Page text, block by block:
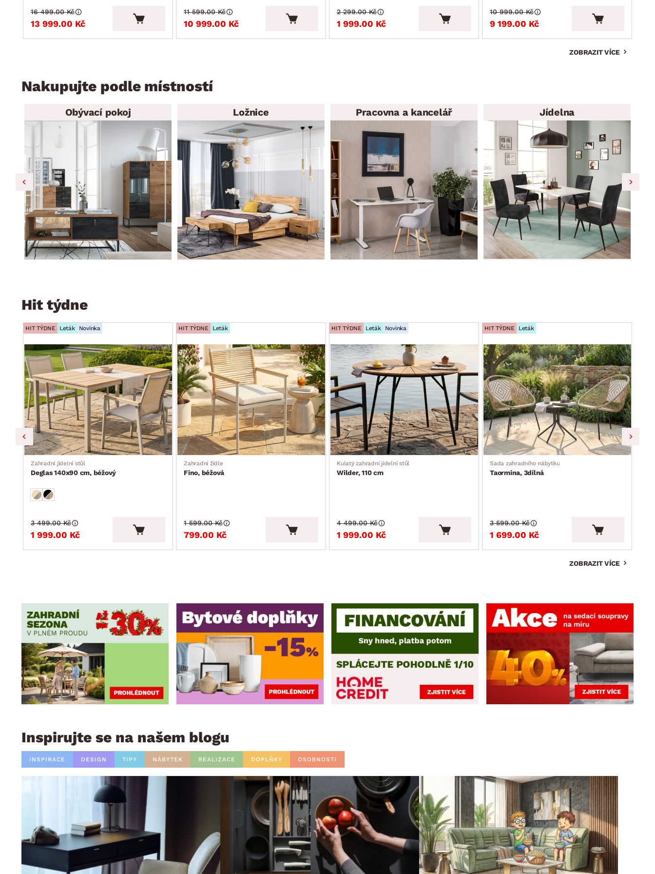
13 999.00 Kč
16 499.00 Kč
10 999.00 Kč
11 599.00 Kč
1 999.00 Kč
2 299.00 Kč
9 199.00 Kč
10 999.00 Kč
ZOBRAZIT VÍCE
Nakupujte podle místností
Obývací pokoj Ložnice Pracovna a kancelář Jídelna
Hit týdne
HIT TÝDNE Leták Novinka
Zahradní jídelní stůl
Deglas 140x90 cm, béžový
1 999.00 Kč
3 499.00 Kč
HIT TÝDNE Leták
Zahradní židle
Fino, béžová
799.00 Kč
1 599.00 Kč
HIT TÝDNE Leták Novinka
Kulatý zahradní jídelní stůl
Wilder, 110 cm
1 999.00 Kč
4 499.00 Kč
HIT TÝDNE Leták
Sada zahradního nábytku
Taormina, 3dílná
1 699.00 Kč
3 599.00 Kč
ZOBRAZIT VÍCE
Inspirujte se na našem blogu
INSPIRACE DESIGN TIPY NÁBYTEK REALIZACE DOPLŇKY OSOBNOSTI